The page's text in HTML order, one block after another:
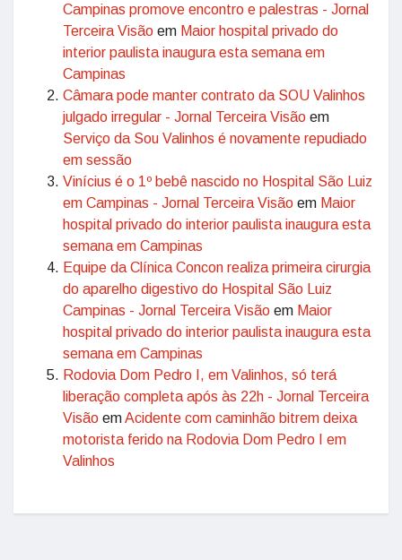
Campinas promove encontro e palestras - Jornal
Terceira Visão em Maior hospital privado do
interior paulista inaugura esta semana em
Campinas
Câmara pode manter contrato da SOU Valinhos
julgado irregular - Jornal Terceira Visão em
Serviço da Sou Valinhos é novamente repudiado
em sessão
Vinícius é o 1º bebê nascido no Hospital São Luiz
em Campinas - Jornal Terceira Visão em Maior
hospital privado do interior paulista inaugura esta
semana em Campinas
Equipe da Clínica Concon realiza primeira cirurgia
do aparelho digestivo do Hospital São Luiz
Campinas - Jornal Terceira Visão em Maior
hospital privado do interior paulista inaugura esta
semana em Campinas
Rodovia Dom Pedro I, em Valinhos, só terá
liberação completa após às 22h - Jornal Terceira
Visão emAcidente com caminhão bitrem deixa
motorista ferido na Rodovia Dom Pedro I em
Valinhos